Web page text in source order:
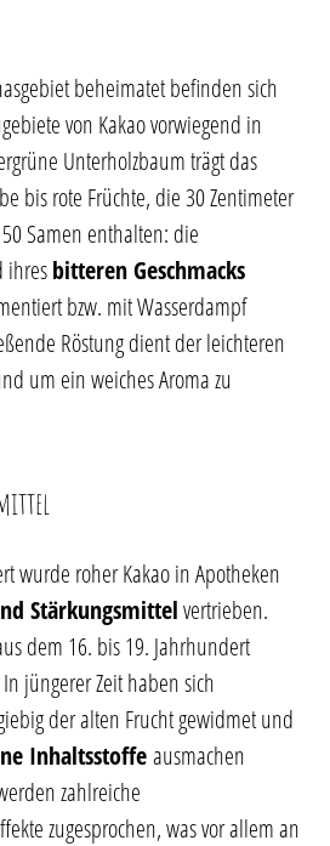
beheimatet befinden sich
von Kakao vorwiegend in
Unterholzbaum trägt das
bis rote Früchte, die 30 Zentimeter
Samen enthalten: die
ihresbitteren Geschmacks
bzw. mit Wasserdampf
Röstung dient der leichteren
um ein weiches Aroma zu
wurde roher Kakao in Apotheken
Stärkungsmittelvertrieben.
dem 16. bis 19. Jahrhundert
jüngerer Zeit haben sich
der alten Frucht gewidmet und
Inhaltsstoffeausmachen
zahlreiche
zugesprochen, was vor allem an